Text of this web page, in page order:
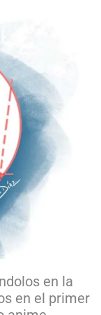
en la
en el primer